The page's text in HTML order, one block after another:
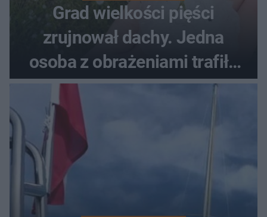
Grad wielkości pięści
zrujnował dachy. Jedna
osoba z obrażeniami trafiła
do szpitala